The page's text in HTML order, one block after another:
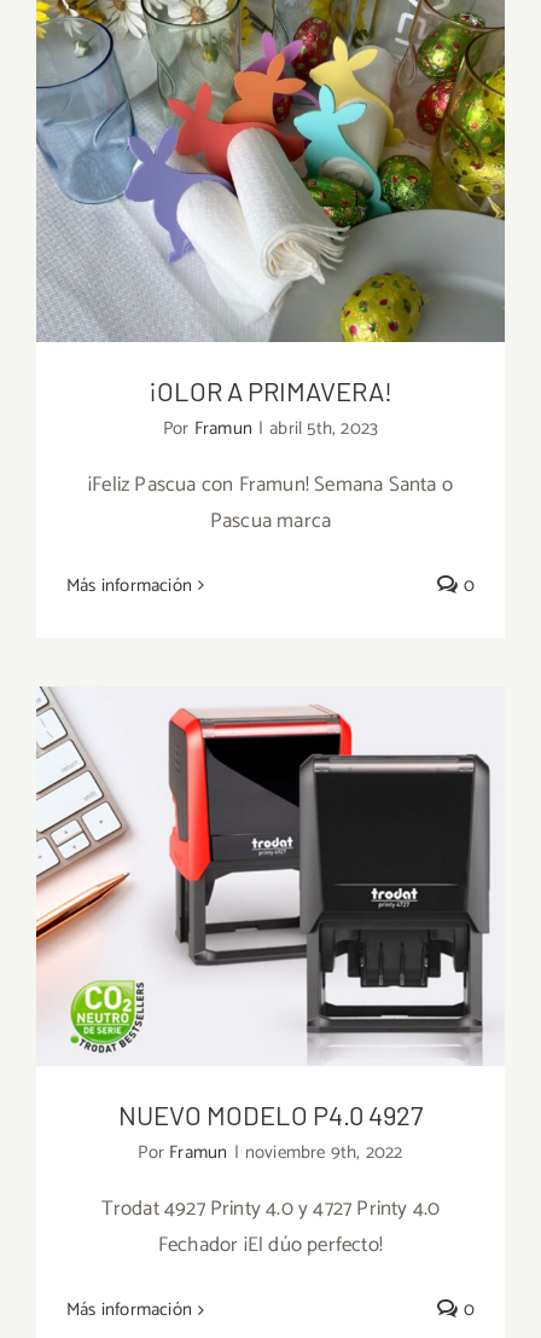
¡OLOR A PRIMAVERA!
¡OLOR A PRIMAVERA!
Por Framun | abril 5th, 2023
¡Feliz Pascua con Framun! Semana Santa o
Pascua marca
Más información 0
NUEVO MODELO P4.0 4927
NUEVO MODELO P4.0 4927
Por Framun | noviembre 9th, 2022
Trodat 4927 Printy 4.0 y 4727 Printy 4.0
Fechador ¡El dúo perfecto!
Más información 0